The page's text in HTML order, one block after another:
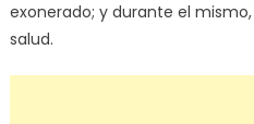
exonerado; y durante el
salud.